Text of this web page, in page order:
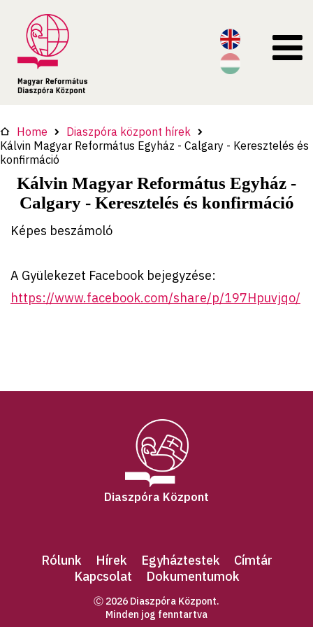
Home
Diaszpóra központ hírek
Kálvin Magyar Református Egyház - Calgary - Keresztelés és
konfirmáció
Kálvin Magyar Református Egyház -
Calgary - Keresztelés és konfirmáció
Képes beszámoló
A Gyülekezet Facebook bejegyzése:
https://www.facebook.com/share/p/197Hpuvjqo/
Diaszpóra Központ
Rólunk Hírek Egyháztestek
Címtár
Kapcsolat
Dokumentumok
Ⓒ 2026 Diaszpóra Központ.
Minden jog fenntartva